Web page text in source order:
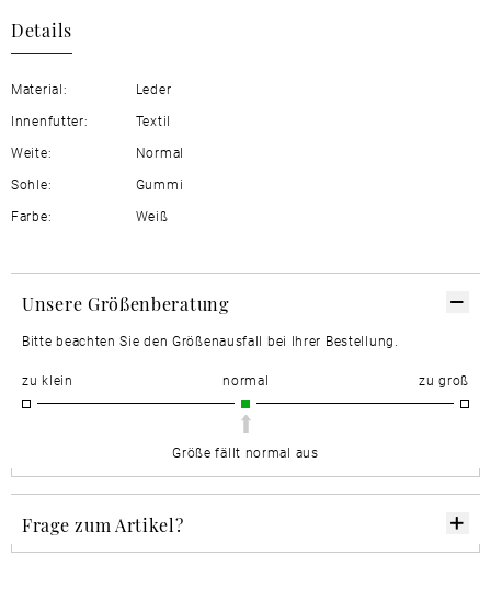
Details
Material:
Leder
Innenfutter:
Textil
Weite:
Normal
Sohle:
Gummi
Farbe:
Weiß
Unsere Größenberatung
Bitte beachten Sie den Größenausfall bei Ihrer Bestellung.
zu klein normal zu groß
Größe fällt normal aus
Frage zum Artikel?